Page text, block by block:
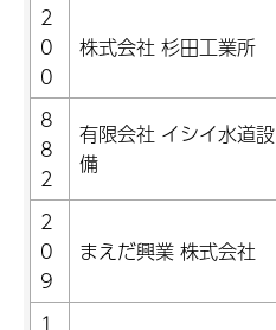
2
0
0
株式会社 杉田工業所
8
8
2
有限会社 イシイ水道設
備
2
0
9
まえだ興業 株式会社
1